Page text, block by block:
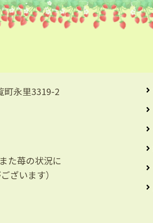
町永里3319-2
た苺の状況に
ざいます）